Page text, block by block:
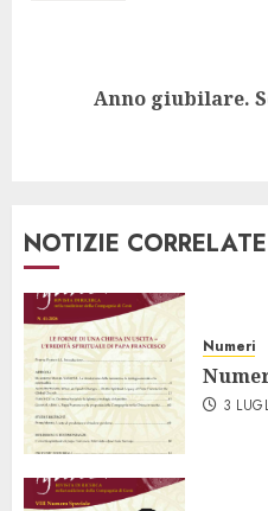
ArticoloAnno giubilare.
NOTIZIE CORRELATE
Numeri
3